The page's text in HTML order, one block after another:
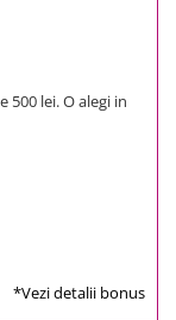
500 lei. O alegi in
*Vezi detalii bonus